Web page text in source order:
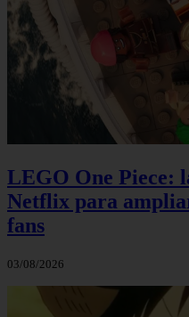
LEGO One Piece:
Netflix para
fans
03/08/2026